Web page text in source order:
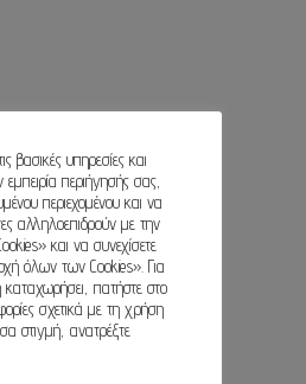
βασικές υπηρεσίες και
περιήγησής σας,
περιεχομένου και να
αλληλοεπιδρούν με την
και να συνεχίσετε
όλων των Cookies». Για
καταχωρήσει, πατήστε στο
σχετικά με τη χρήση
στιγμή, ανατρέξτε